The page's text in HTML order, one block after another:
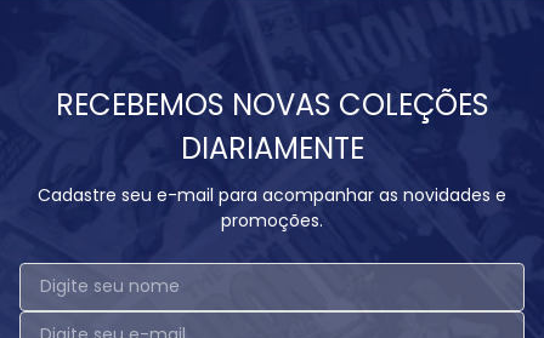
RECEBEMOS NOVAS COLEÇÕES
DIARIAMENTE
Cadastre seu e-mail para acompanhar as novidades e
promoções.